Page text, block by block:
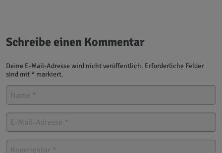
Schreibe einen Kommentar
Deine E-Mail-Adresse wird nicht veröffentlich. Erforderliche Felder
sind mit * markiert.